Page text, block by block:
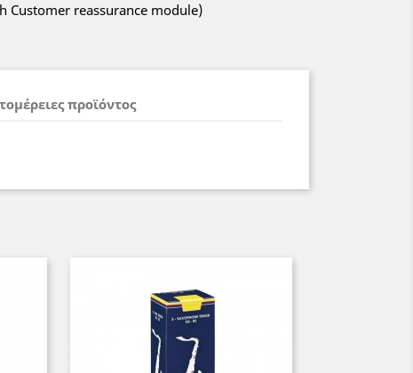
Customer reassurance module)
προϊόντος